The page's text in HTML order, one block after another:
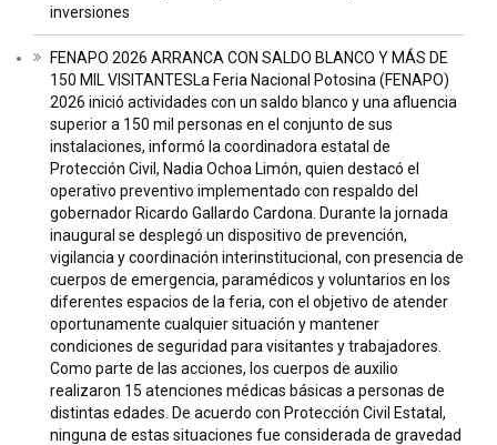
inversiones
FENAPO 2026 ARRANCA CON SALDO BLANCO Y MÁS DE
150 MIL VISITANTESLa Feria Nacional Potosina (FENAPO)
2026 inició actividades con un saldo blanco y una afluencia
superior a 150 mil personas en el conjunto de sus
instalaciones, informó la coordinadora estatal de
Protección Civil, Nadia Ochoa Limón, quien destacó el
operativo preventivo implementado con respaldo del
gobernador Ricardo Gallardo Cardona. Durante la jornada
inaugural se desplegó un dispositivo de prevención,
vigilancia y coordinación interinstitucional, con presencia de
cuerpos de emergencia, paramédicos y voluntarios en los
diferentes espacios de la feria, con el objetivo de atender
oportunamente cualquier situación y mantener
condiciones de seguridad para visitantes y trabajadores.
Como parte de las acciones, los cuerpos de auxilio
realizaron 15 atenciones médicas básicas a personas de
distintas edades. De acuerdo con Protección Civil Estatal,
ninguna de estas situaciones fue considerada de gravedad